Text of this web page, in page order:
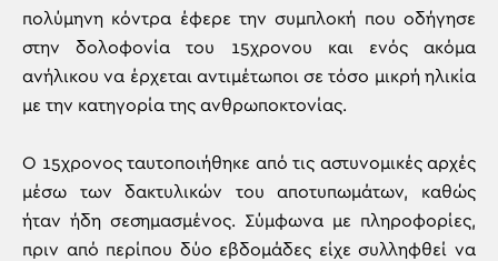
πολύμηνη κόντρα έφερε την συμπλοκή που οδήγησε
στην δολοφονία του 15χρονου και ενός ακόμα
ανήλικου να έρχεται αντιμέτωποι σε τόσο μικρή ηλικία
με την κατηγορία της ανθρωποκτονίας.
Ο 15χρονος ταυτοποιήθηκε από τις αστυνομικές αρχές
μέσω των δακτυλικών του αποτυπωμάτων, καθώς
ήταν ήδη σεσημασμένος. Σύμφωνα με πληροφορίες,
πριν από περίπου δύο εβδομάδες είχε συλληφθεί να